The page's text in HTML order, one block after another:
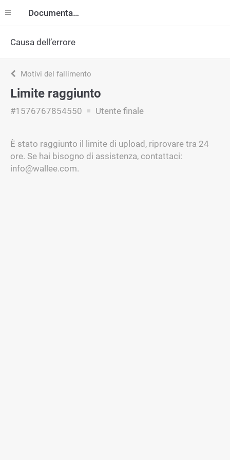
Documentazione
Causa dell’errore
Motivi del fallimento
Limite raggiunto
#1576767854550 Utente finale
È stato raggiunto il limite di upload, riprovare tra 24
ore. Se hai bisogno di assistenza, contattaci:
info@wallee.com.